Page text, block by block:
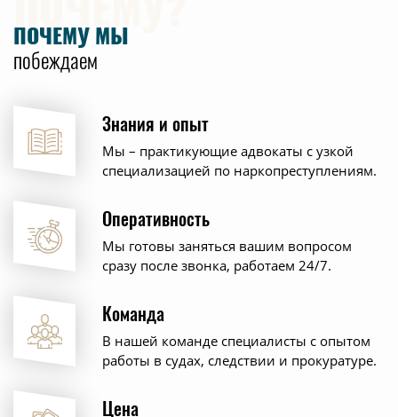
ПОЧЕМУ МЫ
побеждаем
Знания и опыт
Мы – практикующие адвокаты с узкой
специализацией по наркопреступлениям.
Оперативность
Мы готовы заняться вашим вопросом
сразу после звонка, работаем 24/7.
Команда
В нашей команде специалисты с опытом
работы в судах, следствии и прокуратуре.
Цена